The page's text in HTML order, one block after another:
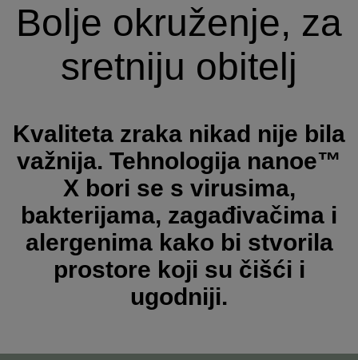
Bolje okruženje, za
sretniju obitelj
Kvaliteta zraka nikad nije bila
važnija. Tehnologija nanoe™
X bori se s virusima,
bakterijama, zagađivačima i
alergenima kako bi stvorila
prostore koji su čišći i
ugodniji.